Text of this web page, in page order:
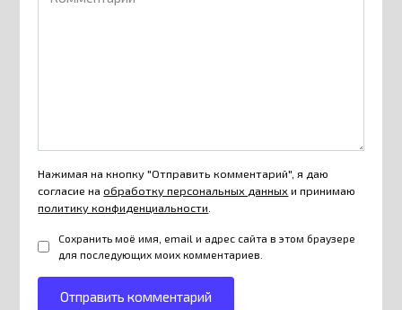
Нажимая на кнопку "Отправить комментарий", я даю
согласие наобработку персональных данныхи принимаю
политику конфиденциальности.
Сохранить моё имя, email и адрес сайта в этом браузере
для последующих моих комментариев.